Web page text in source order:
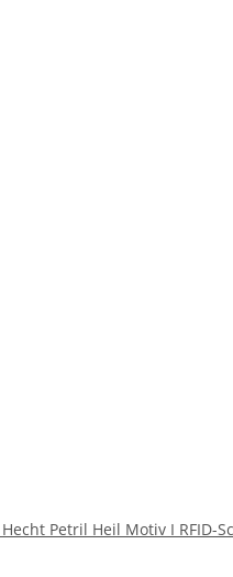
Petril Heil Motiv I RFID-